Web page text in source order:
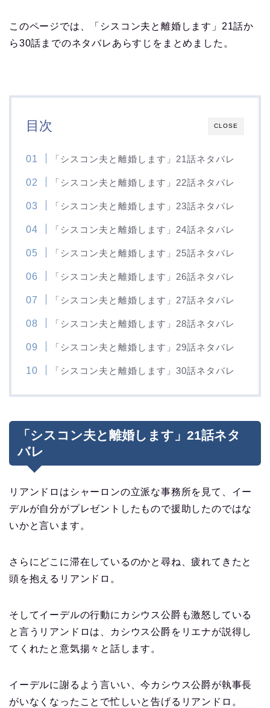
このページでは、「シスコン夫と離婚します」21話か
ら30話までのネタバレあらすじをまとめました。
CLOSE
目次
「シスコン夫と離婚します」21話ネタバレ
「シスコン夫と離婚します」22話ネタバレ
「シスコン夫と離婚します」23話ネタバレ
「シスコン夫と離婚します」24話ネタバレ
「シスコン夫と離婚します」25話ネタバレ
「シスコン夫と離婚します」26話ネタバレ
「シスコン夫と離婚します」27話ネタバレ
「シスコン夫と離婚します」28話ネタバレ
「シスコン夫と離婚します」29話ネタバレ
「シスコン夫と離婚します」30話ネタバレ
「シスコン夫と離婚します」21話ネタ
バレ
リアンドロはシャーロンの立派な事務所を見て、イー
デルが自分がプレゼントしたもので援助したのではな
いかと言います。
さらにどこに滞在しているのかと尋ね、疲れてきたと
頭を抱えるリアンドロ。
そしてイーデルの行動にカシウス公爵も激怒している
と言うリアンドロは、カシウス公爵をリエナが説得し
てくれたと意気揚々と話します。
イーデルに謝るよう言いい、今カシウス公爵が執事長
がいなくなったことで忙しいと告げるリアンドロ。